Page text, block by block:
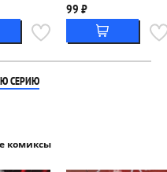
99 ₽
СЕРИЮ
комиксы